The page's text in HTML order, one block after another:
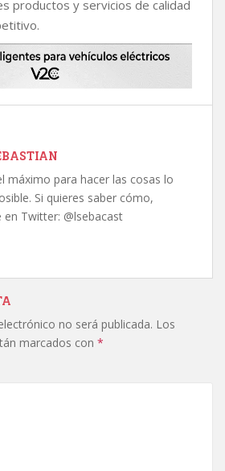
productos y servicios de calidad
máximo para hacer las cosas lo
Si quieres saber cómo,
en Twitter: @lsebacast
no será publicada. Los
marcados con *